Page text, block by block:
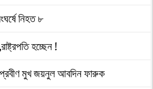
নিহত ৮
হচ্ছেন !
প্রবীণ মুখ জয়নুল আবদিন ফারুক